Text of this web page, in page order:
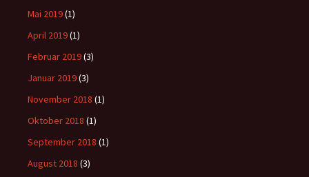
Mai 2019(1)
April 2019(1)
Februar 2019(3)
Januar 2019(3)
November 2018 (1)
Oktober 2018 (1)
September 2018 (1)
August 2018 (3)